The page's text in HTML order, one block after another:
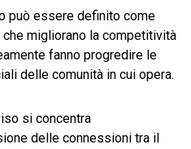
può essere definito come
migliorano la competitività
fanno progredire le
delle comunità in cui opera.
si concentra
delle connessioni tra il